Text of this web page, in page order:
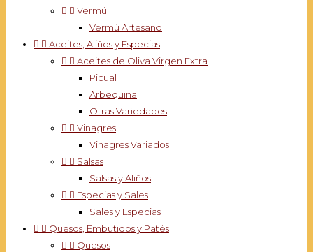
  Vermú
Vermú Artesano
  Aceites, Aliños y Especias
  Aceites de Oliva Virgen Extra
Picual
Arbequina
Otras Variedades
  Vinagres
Vinagres Variados
  Salsas
Salsas y Aliños
  Especias y Sales
Sales y Especias
  Quesos, Embutidos y Patés
  Quesos